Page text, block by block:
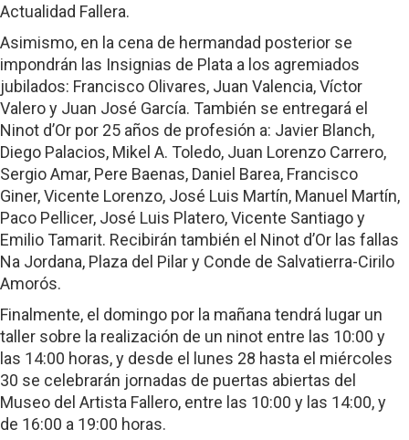
Actualidad Fallera.
Asimismo, en la cena de hermandad posterior se
impondrán las Insignias de Plata a los agremiados
jubilados: Francisco Olivares, Juan Valencia, Víctor
Valero y Juan José García. También se entregará el
Ninot d’Or por 25 años de profesión a: Javier Blanch,
Diego Palacios, Mikel A. Toledo, Juan Lorenzo Carrero,
Sergio Amar, Pere Baenas, Daniel Barea, Francisco
Giner, Vicente Lorenzo, José Luis Martín, Manuel Martín,
Paco Pellicer, José Luis Platero, Vicente Santiago y
Emilio Tamarit. Recibirán también el Ninot d’Or las fallas
Na Jordana, Plaza del Pilar y Conde de Salvatierra-Cirilo
Amorós.
Finalmente, el domingo por la mañana tendrá lugar un
taller sobre la realización de un ninot entre las 10:00 y
las 14:00 horas, y desde el lunes 28 hasta el miércoles
30 se celebrarán jornadas de puertas abiertas del
Museo del Artista Fallero, entre las 10:00 y las 14:00, y
de 16:00 a 19:00 horas.